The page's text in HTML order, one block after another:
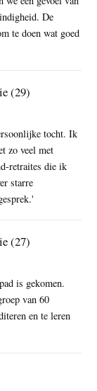
De
te doen wat goed
(29)
tocht. Ik
zo veel met
retraites die ik
starre
(27)
is gekomen.
van 60
en te leren